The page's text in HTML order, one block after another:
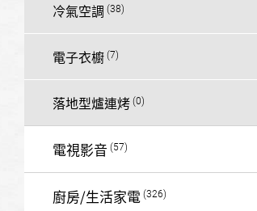
冷氣空調
電子衣櫥
落地型爐連烤
電視影音
廚房/生活家電